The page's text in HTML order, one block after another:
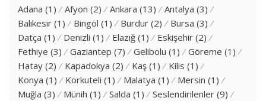
Adana (1) Afyon (2) Ankara (13) Antalya (3)
Balıkesir (1) Bingöl (1) Burdur (2) Bursa (3)
Datça (1) Denizli (1) Elazığ (1) Eskişehir (2)
Fethiye (3) Gaziantep (7) Gelibolu (1) Göreme (1)
Hatay (2) Kapadokya (2) Kaş (1) Kilis (1)
Konya (1) Korkuteli (1) Malatya (1) Mersin (1)
Muğla (3) Münih (1) Salda (1) Seslendirilenler (9)